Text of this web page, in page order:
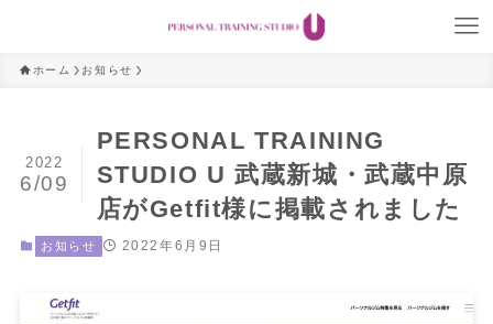
ホーム お知らせ
PERSONAL TRAINING
STUDIO U 武蔵新城・武蔵中原
店がGetfit様に掲載されました
2022
6/09
お知らせ 2022年6月9日